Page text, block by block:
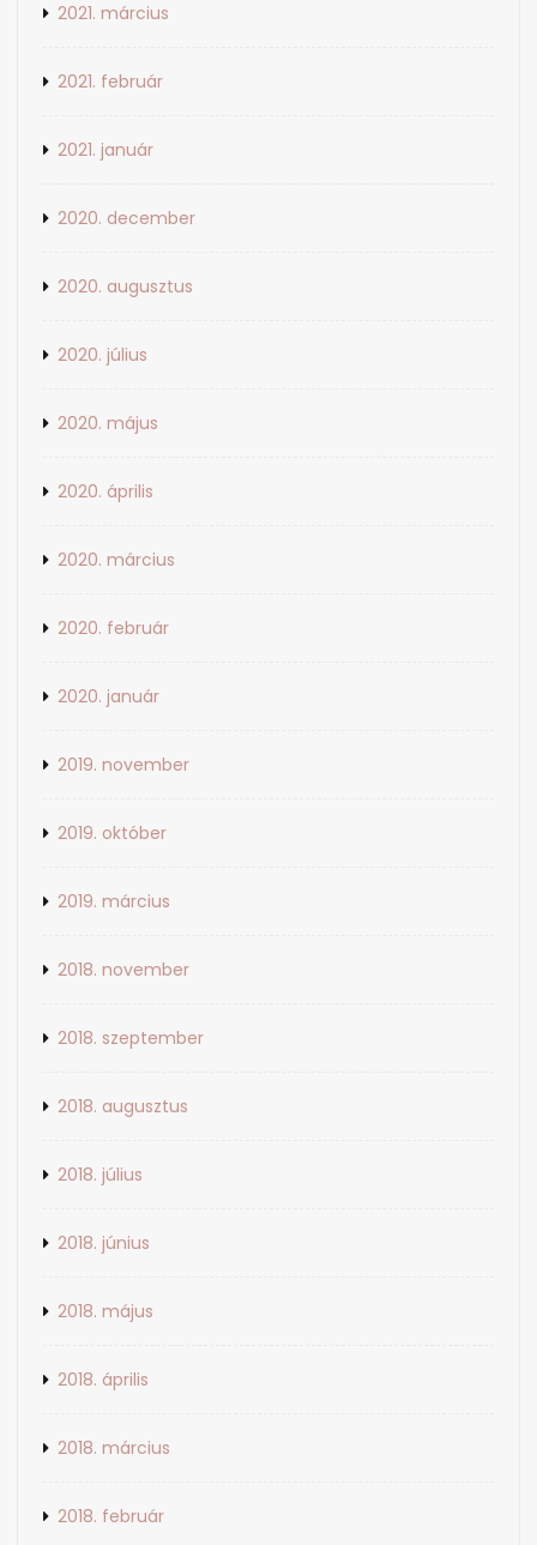
2021. március
2021. február
2021. január
2020. december
2020. augusztus
2020. július
2020. május
2020. április
2020. március
2020. február
2020. január
2019. november
2019. október
2019. március
2018. november
2018. szeptember
2018. augusztus
2018. július
2018. június
2018. május
2018. április
2018. március
2018. február